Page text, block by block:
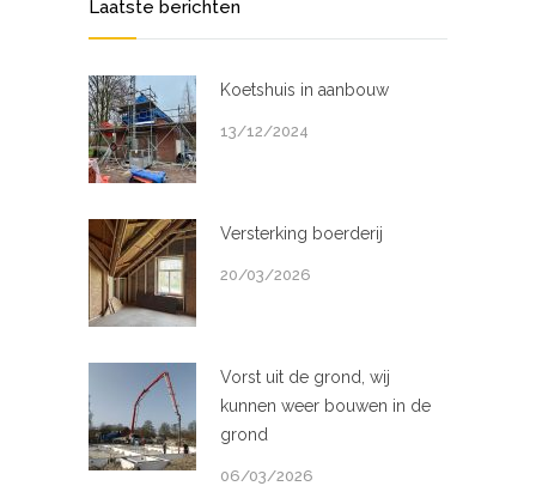
Laatste berichten
Koetshuis in aanbouw
13/12/2024
Versterking boerderij
20/03/2026
Vorst uit de grond, wij
kunnen weer bouwen in de
grond
06/03/2026